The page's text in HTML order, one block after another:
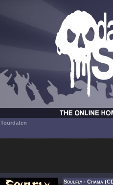
Tourdaten
Soulfly - Chama